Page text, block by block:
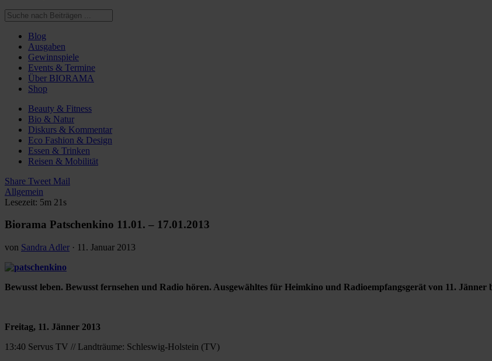
Blog
Ausgaben
Gewinnspiele
Events & Termine
Über BIORAMA
Shop
Beauty & Fitness
Bio & Natur
Diskurs & Kommentar
Eco Fashion & Design
Essen & Trinken
Reisen & Mobilität
Share Tweet Mail
Allgemein
Lesezeit: 5m 21s
Biorama Patschenkino 11.01. – 17.01.2013
von Sandra Adler · 11. Januar 2013
Bewusst leben. Bewusst fernsehen und Radio hören. Ausgewähltes für Heimkino und Radioempfangsgerät von 11. Jänner
Freitag, 11. Jänner 2013
13:40 Servus TV // Landträume: Schleswig-Holstein (TV)